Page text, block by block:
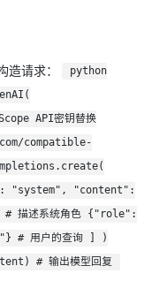
造请求：
python
API密钥替换
compatible-
"system", "content":
描述系统角色 {"role":
# 用户的查询 ] )
# 输出模型回复